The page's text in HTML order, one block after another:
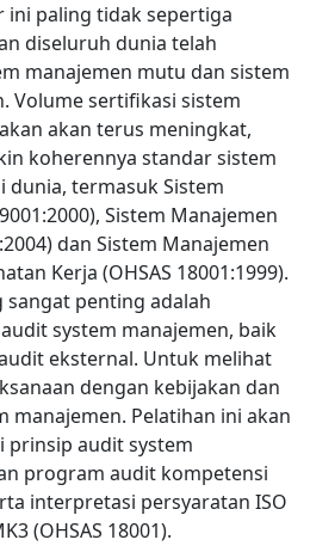
paling tidak sepertiga
diseluruh dunia telah
manajemen mutu dan sistem
Volume sertifikasi sistem
akan terus meningkat,
koherennya standar sistem
dunia, termasuk Sistem
Sistem Manajemen
dan Sistem Manajemen
Kerja (OHSAS 18001:1999).
sangat penting adalah
system manajemen, baik
eksternal. Untuk melihat
dengan kebijakan dan
manajemen. Pelatihan ini akan
prinsip audit system
program audit kompetensi
interpretasi persyaratan ISO
(OHSAS 18001).